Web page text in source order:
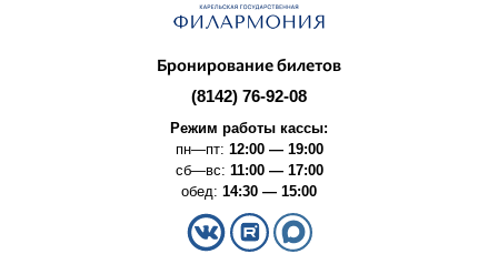
Бронирование билетов
(8142) 76-92-08
Режим работы кассы:
пн—пт: 12:00 — 19:00
сб—вс: 11:00 — 17:00
обед: 14:30 — 15:00